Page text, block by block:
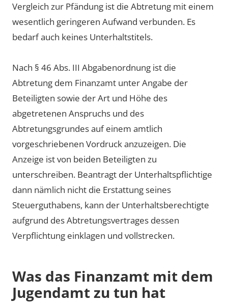
Vergleich zur Pfändung ist die Abtretung mit einem
wesentlich geringeren Aufwand verbunden. Es
bedarf auch keines Unterhaltstitels.
Nach § 46 Abs. III Abgabenordnung ist die
Abtretung dem Finanzamt unter Angabe der
Beteiligten sowie der Art und Höhe des
abgetretenen Anspruchs und des
Abtretungsgrundes auf einem amtlich
vorgeschriebenen Vordruck anzuzeigen. Die
Anzeige ist von beiden Beteiligten zu
unterschreiben. Beantragt der Unterhaltspflichtige
dann nämlich nicht die Erstattung seines
Steuerguthabens, kann der Unterhaltsberechtigte
aufgrund des Abtretungsvertrages dessen
Verpflichtung einklagen und vollstrecken.
Was das Finanzamt mit dem
Jugendamt zu tun hat